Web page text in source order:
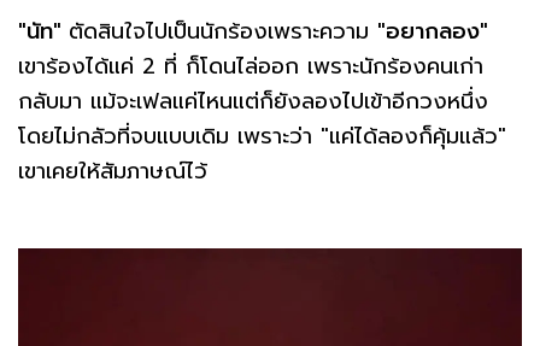
"นัท" ตัดสินใจไปเป็นนักร้องเพราะความ "อยากลอง"
เขาร้องได้แค่ 2 ที่ ก็โดนไล่ออก เพราะนักร้องคนเก่า
กลับมา แม้จะเฟลแค่ไหนแต่ก็ยังลองไปเข้าอีกวงหนึ่ง
โดยไม่กลัวที่จบแบบเดิม เพราะว่า "แค่ได้ลองก็คุ้มแล้ว"
เขาเคยให้สัมภาษณ์ไว้